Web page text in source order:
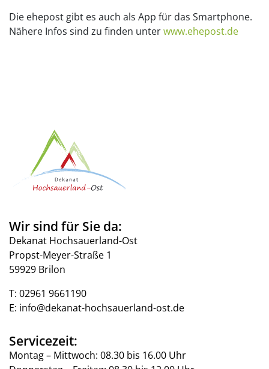
Die ehepost gibt es auch als App für das Smartphone.
Nähere Infos sind zu finden unterwww.ehepost.de
Wir sind für Sie da:
Dekanat Hochsauerland-Ost
Propst-Meyer-Straße 1
59929 Brilon
T: 02961 9661190
E: info@dekanat-hochsauerland-ost.de
Servicezeit:
Montag – Mittwoch: 08.30 bis 16.00 Uhr